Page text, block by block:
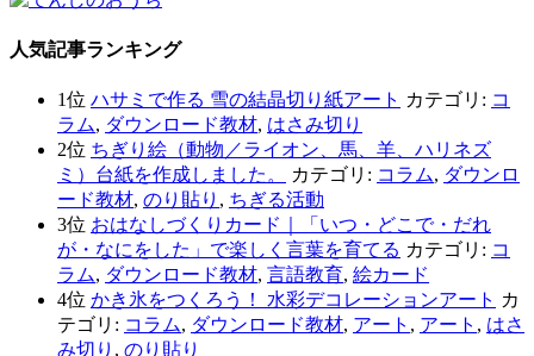
人気記事ランキング
1位 ハサミで作る 雪の結晶切り紙アート カテゴリ: コ
ラム, ダウンロード教材, はさみ切り
2位 ちぎり絵（動物／ライオン、馬、羊、ハリネズ
ミ）台紙を作成しました。
カテゴリ: コラム, ダウンロ
ード教材, のり貼り , ちぎる活動
3位 おはなしづくりカード｜「いつ・どこで・だれ
が・なにをした」で楽しく言葉を育てる カテゴリ: コ
ラム, ダウンロード教材, 言語教育, 絵カード
4位 かき氷をつくろう！ 水彩デコレーションアート カ
テゴリ: コラム, ダウンロード教材, アート , アート , はさ
み切り , のり貼り